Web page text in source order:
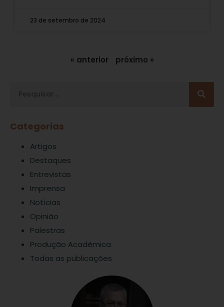
23 de setembro de 2024
« anterior próximo »
Categorias
Artigos
Destaques
Entrevistas
Imprensa
Notícias
Opinião
Palestras
Produção Acadêmica
Todas as publicações